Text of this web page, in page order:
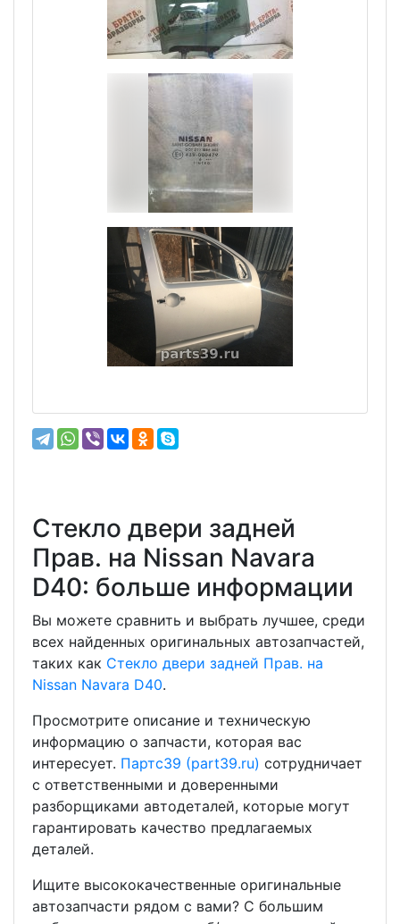
Стекло двери задней
Прав. на Nissan Navara
D40: больше информации
Вы можете сравнить и выбрать лучшее, среди
всех найденных оригинальных автозапчастей,
таких как Стекло двери задней Прав. на
Nissan Navara D40.
Просмотрите описание и техническую
информацию о запчасти, которая вас
интересует. Партс39 (part39.ru) сотрудничает
с ответственными и доверенными
разборщиками автодеталей, которые могут
гарантировать качество предлагаемых
деталей.
Ищите высококачественные оригинальные
автозапчасти рядом с вами? С большим